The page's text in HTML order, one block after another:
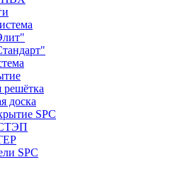
решётка
доска
SPC
SPC